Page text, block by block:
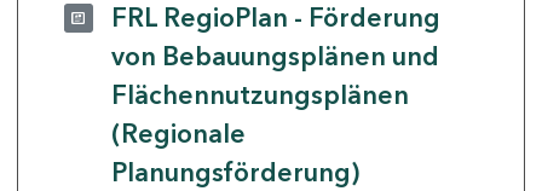
FRL RegioPlan - Förderung
von Bebauungsplänen und
Flächennutzungsplänen
(Regionale
Planungsförderung)